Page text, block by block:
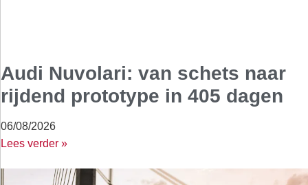
Audi Nuvolari: van schets naar
rijdend prototype in 405 dagen
06/08/2026
Lees verder »